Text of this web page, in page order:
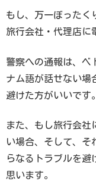
もし、万一ぼったく
旅行会社・代理店に
警察への通報は、ベ
ナム語が話せない場
避けた方がいいです。
また、もし旅行会社
い場合、そして、そ
らなるトラブルを避
思います。